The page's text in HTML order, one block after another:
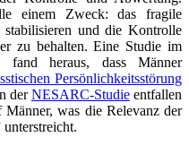
einem Zweck: das fragile
stabilisieren und die Kontrolle
zu behalten. Eine Studie im
heraus, dass Männer
Persönlichkeitsstörung
derNESARC-Studieentfallen
was die Relevanz der